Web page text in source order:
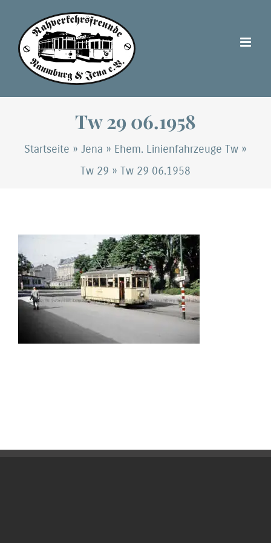
Inhalt
springen
Tw 29 06.1958
Startseite » Jena » Ehem. Linienfahrzeuge Tw »
Tw 29 » Tw 29 06.1958